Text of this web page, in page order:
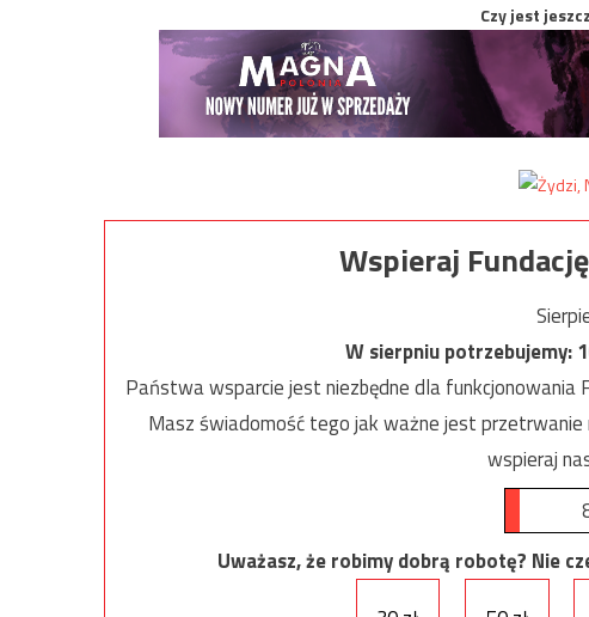
Czy jest
Wspieraj
W sierpniu potrzebujemy:
Państwa wsparcie jest niezbędne dla funkcjonowania
Masz świadomość tego jak ważne jest
wspieraj
Uważasz, że robimy dobrą robotę? Nie